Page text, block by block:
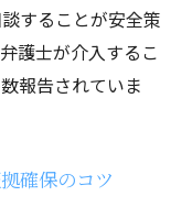
することが安全策
護士が介入するこ
報告されていま
確保のコツ